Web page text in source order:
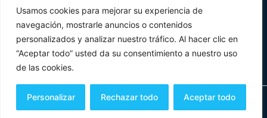
Usamos cookies para mejorar su experiencia de
navegación, mostrarle anuncios o contenidos
personalizados y analizar nuestro tráfico. Al hacer clic en
“Aceptar todo” usted da su consentimiento a nuestro uso
de las cookies.
Personalizar Rechazar todo Aceptar todo
Último boletín
info@infosegovia.com
Todos los derechos reservadosAviso Legal y Política de Privacidad
Política de CookiesMapa WebUn producto deGlobales Informática